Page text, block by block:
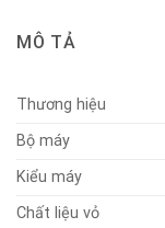
MÔ TẢ
Thương hiệu
Bộ máy
Kiểu máy
Chất liệu vỏ